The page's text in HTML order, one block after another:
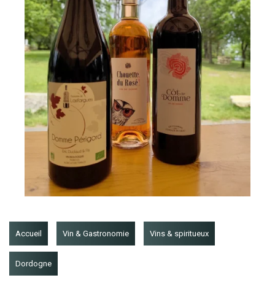
Accueil Vin & Gastronomie Vins & spiritueux
Dordogne